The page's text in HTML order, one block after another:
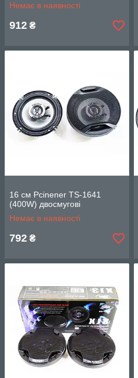
Немає в наявності
912 ₴
16 см Pcinener TS-1641
(400W) двосмугові
Немає в наявності
792 ₴